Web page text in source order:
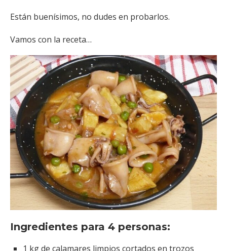
Están buenísimos, no dudes en probarlos.
Vamos con la receta…
Ingredientes para 4 personas:
1 kg de calamares limpios cortados en trozos